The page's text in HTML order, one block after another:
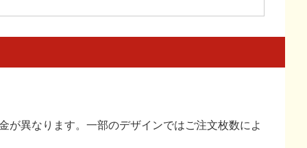
が異なります。一部のデザインではご注文枚数によ